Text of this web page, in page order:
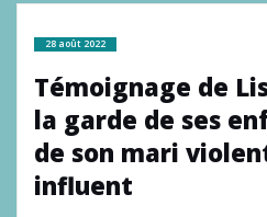
28 août 2022
Témoignage de
la garde de ses
de son mari
influent